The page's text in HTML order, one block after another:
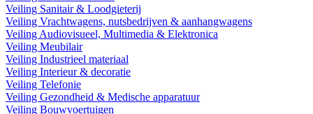
Veiling Sanitair & Loodgieterij
Veiling Vrachtwagens, nutsbedrijven & aanhangwagens
Veiling Audiovisueel, Multimedia & Elektronica
Veiling Meubilair
Veiling Industrieel materiaal
Veiling Interieur & decoratie
Veiling Telefonie
Veiling Gezondheid & Medische apparatuur
Veiling Bouwvoertuigen